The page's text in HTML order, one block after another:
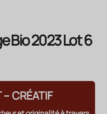
Bio 2023 Lot 6
– CRÉATIF